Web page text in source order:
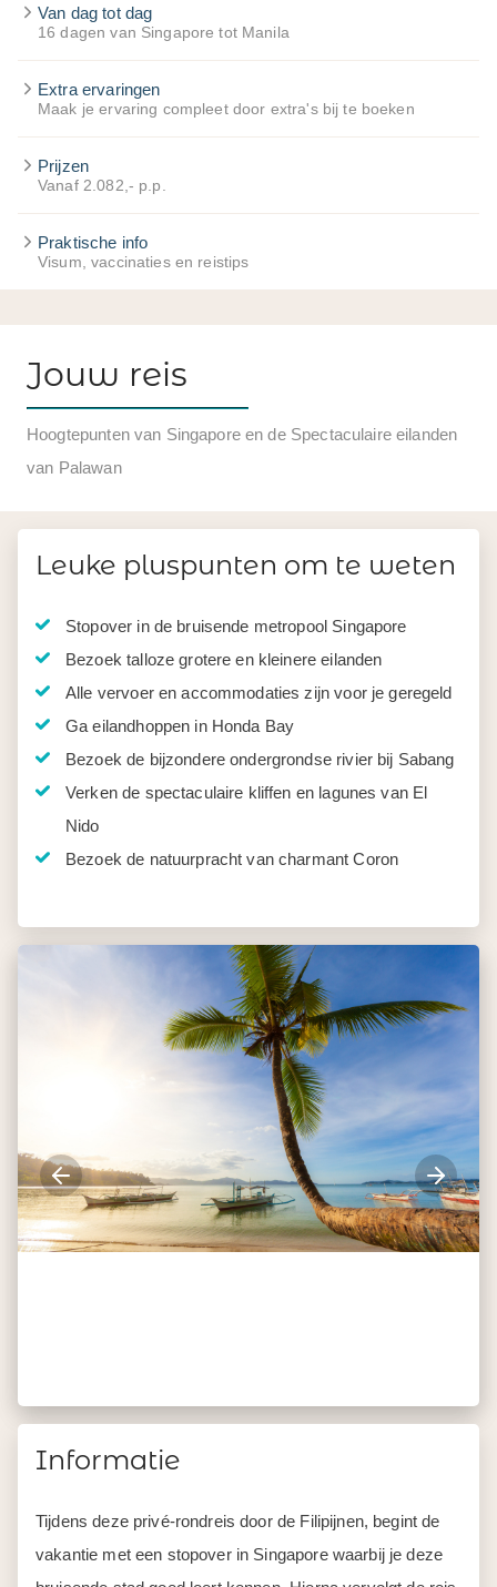
Van dag tot dag
16 dagen van Singapore tot Manila
Extra ervaringen
Maak je ervaring compleet door extra's bij te boeken
Prijzen
Vanaf 2.082,- p.p.
Praktische info
Visum, vaccinaties en reistips
Jouw reis
Hoogtepunten van Singapore en de Spectaculaire eilanden
van Palawan
Leuke pluspunten om te weten
Stopover in de bruisende metropool Singapore
Bezoek talloze grotere en kleinere eilanden
Alle vervoer en accommodaties zijn voor je geregeld
Ga eilandhoppen in Honda Bay
Bezoek de bijzondere ondergrondse rivier bij Sabang
Verken de spectaculaire kliffen en lagunes van El
Nido
Bezoek de natuurpracht van charmant Coron
Informatie
Tijdens deze privé-rondreis door de Filipijnen, begint de
vakantie met een stopover in Singapore waarbij je deze